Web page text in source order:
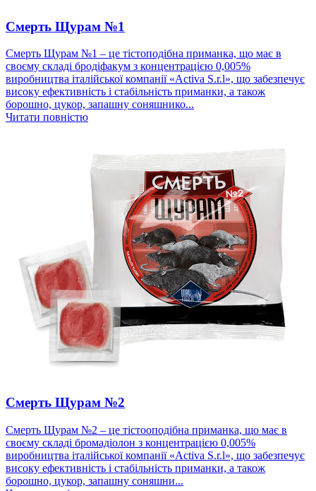
Смерть Щурам №1
Смерть Щурам №1 – це тістоподібна приманка, що має в
своєму складі бродіфакум з концентрацією 0,005%
виробництва італійської компанії «Activa S.r.l», що забезпечує
високу ефективність і стабільність приманки, а також
борошно, цукор, запашну соняшнико...
Читати повністю
Смерть Щурам №2
Смерть Щурам №2 – це тістооподібна приманка, що має в
своєму складі бромадіолон з концентрацією 0,005%
виробництва італійської компанії «Activa S.r.l», що забезпечує
високу ефективність і стабільність приманки, а також
борошно, цукор, запашну соняшни...